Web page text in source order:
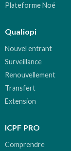
Plateforme Noé
Qualiopi
Nouvel entrant
Surveillance
Renouvellement
Transfert
Extension
ICPF PRO
Comprendre